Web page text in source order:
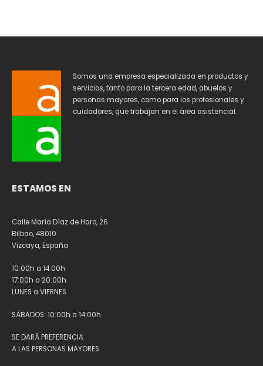
Somos una empresa especializada en productos y
servicios, tanto para la tercera edad, abuelos y
personas mayores, como para los profesionales y
cuidadores, que trabajan en el área asistencial.
ESTAMOS EN
Calle María Díaz de Haro, 26
Bilbao, 48010
Vizcaya, España
10:00h a 14:00h
17:00h a 20:00h
LUNES a VIERNES
SÁBADOS: 10:00h a 14:00h
SE DARÁ PREFERENCIA
A LAS PERSONAS MAYORES